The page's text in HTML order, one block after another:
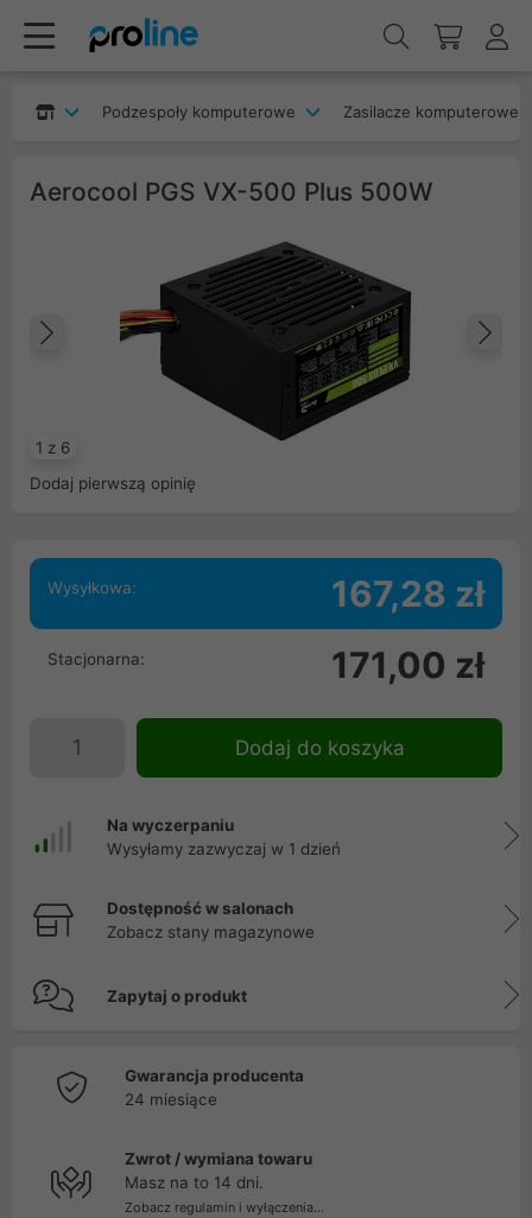
Podzespoły komputerowe Zasilacze komputerowe
Aerocool PGS VX-500 Plus 500W
1 z 6
Poprzedni
Dodaj pierwszą opinię
Wysyłkowa: 167,28 zł
Stacjonarna: 171,00 zł
Dodaj do koszyka
Na wyczerpaniu
Wysyłamy zazwyczaj w 1 dzień
Dostępność w salonach
Zobacz stany magazynowe
Zapytaj o produkt
Gwarancja producenta
24 miesiące
Zwrot / wymiana towaru
Masz na to 14 dni.
Zobacz regulamin i wyłączenia...